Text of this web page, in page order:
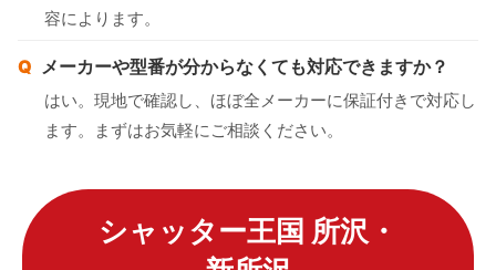
容によります。
メーカーや型番が分からなくても対応できますか？
はい。現地で確認し、ほぼ全メーカーに保証付きで対応し
ます。まずはお気軽にご相談ください。
シャッター王国 所沢・